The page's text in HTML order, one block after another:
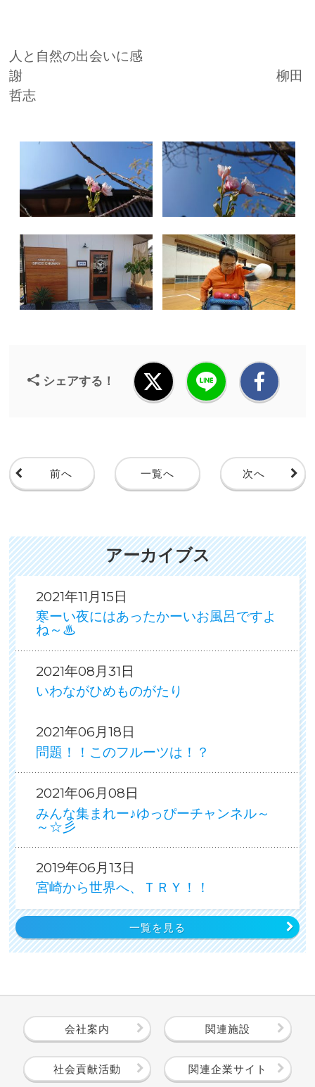
人と自然の出会いに感
謝 柳田
哲志
シェアする！
前へ 一覧へ 次へ
アーカイブス
2021年11月15日
寒ーい夜にはあったかーいお風呂ですよ
ね～♨
2021年08月31日
いわながひめものがたり
2021年06月18日
問題！！このフルーツは！？
2021年06月08日
みんな集まれー♪ゆっぴーチャンネル～
～☆彡
2019年06月13日
宮崎から世界へ、ＴＲＹ！！
一覧を見る
会社案内 関連施設
社会貢献活動 関連企業サイト